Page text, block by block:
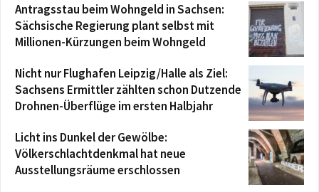
Antragsstau beim Wohngeld in Sachsen:
Sächsische Regierung plant selbst mit
Millionen-Kürzungen beim Wohngeld
Nicht nur Flughafen Leipzig/Halle als Ziel:
Sachsens Ermittler zählten schon Dutzende
Drohnen-Überflüge im ersten Halbjahr
Licht ins Dunkel der Gewölbe:
Völkerschlachtdenkmal hat neue
Ausstellungsräume erschlossen